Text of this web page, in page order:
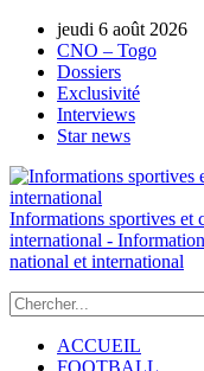
jeudi 6 août 2026
CNO – Togo
Dossiers
Exclusivité
Interviews
Star news
Informations sportives et
international -
national et international
ACCUEIL
FOOTBALL